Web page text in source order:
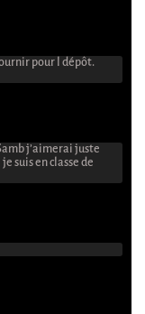
pour l dépôt.
j’aimerai juste
suis en classe de